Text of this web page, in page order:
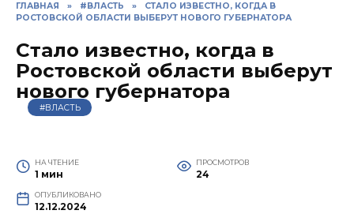
ГЛАВНАЯ » #ВЛАСТЬ »
СТАЛО ИЗВЕСТНО, КОГДА В
РОСТОВСКОЙ ОБЛАСТИ ВЫБЕРУТ НОВОГО ГУБЕРНАТОРА
Стало известно, когда в
Ростовской области выберут
нового губернатора
#ВЛАСТЬ
НА ЧТЕНИЕ
1 мин
ПРОСМОТРОВ
24
ОПУБЛИКОВАНО
12.12.2024